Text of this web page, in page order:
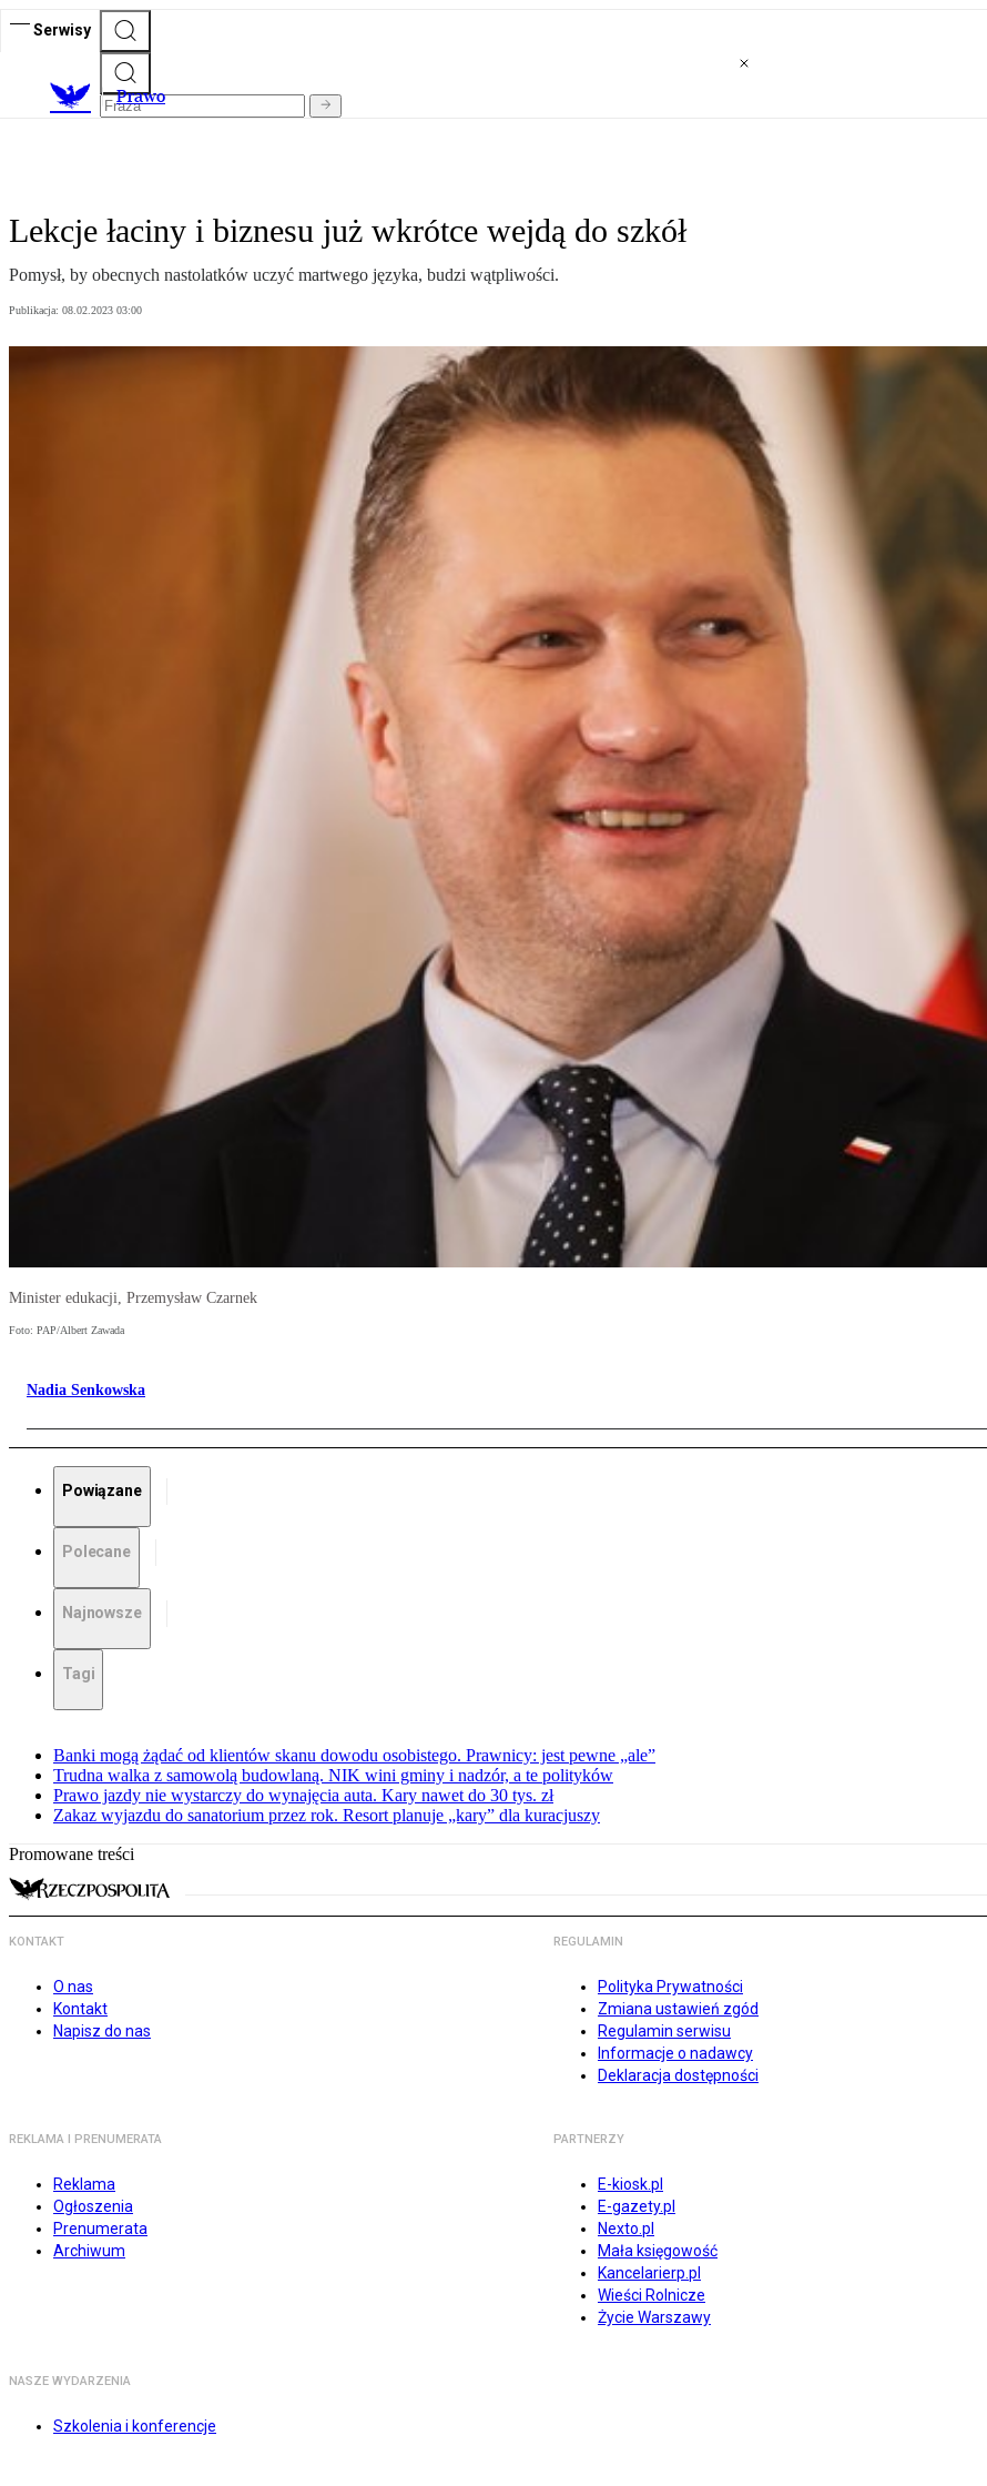
Serwisy
Prawo
Lekcje łaciny i biznesu już wkrótce wejdą do szkół
Pomysł, by obecnych nastolatków uczyć martwego języka, budzi wątpliwości.
Publikacja: 08.02.2023 03:00
Minister edukacji, Przemysław Czarnek
Foto: PAP/Albert Zawada
Nadia Senkowska
Powiązane
Polecane
Najnowsze
Tagi
Banki mogą żądać od klientów skanu dowodu osobistego. Prawnicy: jest pewne „ale”
Trudna walka z samowolą budowlaną. NIK wini gminy i nadzór, a te polityków
Prawo jazdy nie wystarczy do wynajęcia auta. Kary nawet do 30 tys. zł
Zakaz wyjazdu do sanatorium przez rok. Resort planuje „kary” dla kuracjuszy
Promowane treści
KONTAKT
O nas
Kontakt
Napisz do nas
REGULAMIN
Polityka Prywatności
Zmiana ustawień zgód
Regulamin serwisu
Informacje o nadawcy
Deklaracja dostępności
REKLAMA I PRENUMERATA
Reklama
Ogłoszenia
Prenumerata
Archiwum
PARTNERZY
E-kiosk.pl
E-gazety.pl
Nexto.pl
Mała księgowość
Kancelarierp.pl
Wieści Rolnicze
Życie Warszawy
NASZE WYDARZENIA
Szkolenia i konferencje